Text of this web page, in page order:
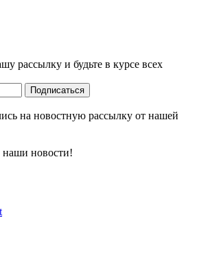
рассылку и будьте в курсе всех
Подписаться
на новостную рассылку от нашей
новости!